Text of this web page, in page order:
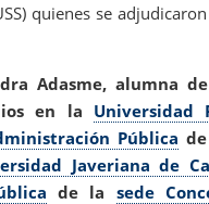
quienes se adjudicaron
Adasme, alumna de
en la Universidad
Pública
Javeriana de
de la sede